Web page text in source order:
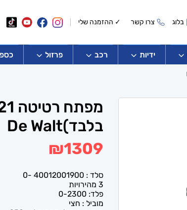
בלוג צרו קשר ✓ ההזמנה שלי
ידיות רכב פרזול
בלבד)De Walt
₪1309
סלד : 40012001900 -0
3 מהירויות
פלד: 0-2300
מוביל : חצי